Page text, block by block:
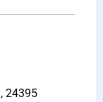
24395